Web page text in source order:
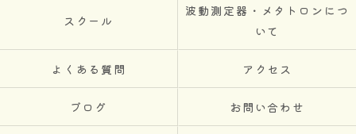
スクール
波動測定器・メタトロンにつ
いて
よくある質問 アクセス
ブログ お問い合わせ